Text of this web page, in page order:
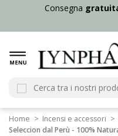
Consegna
Home Incensi e accessori
Seleccion dal Perù - 100%